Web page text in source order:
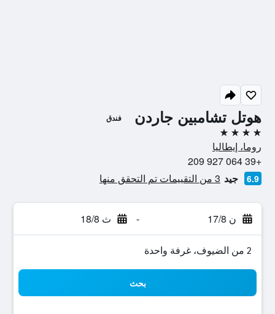
هوتل تشامبين جاردن فندق
4 نجوم
روما، إيطاليا
+39 064 927 209
6.9 جيد 3 من التقييمات تم التحقق منها
ن 17/8 - ث 18/8
2 من الضيوف، غرفة واحدة
بحث